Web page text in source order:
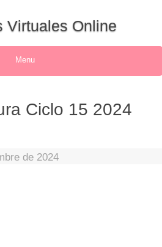
Virtuales Online
Menu
Ciclo 15 2024
de 2024